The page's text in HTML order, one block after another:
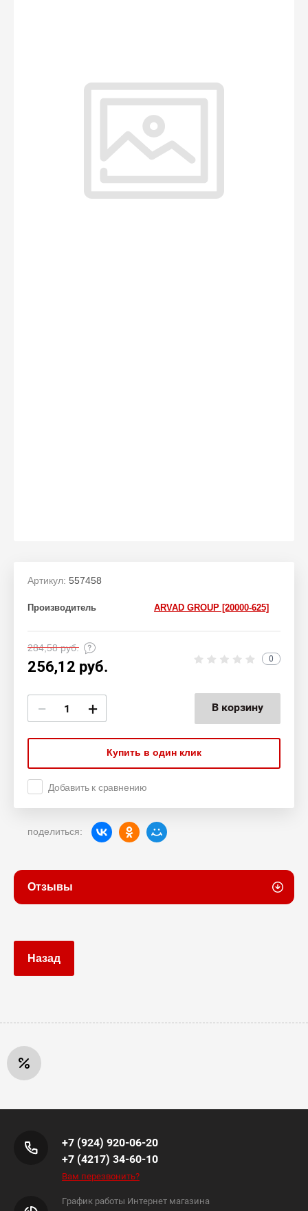
Артикул: 557458
Производитель ARVAD GROUP [20000-625]
284,58руб.
256,12 руб. 0
− + В корзину
Купить в один клик
Добавить к сравнению
поделиться:
Отзывы
Назад
+7 (924) 920-06-20
+7 (4217) 34-60-10
Вам перезвонить?
График работы Интернет магазина